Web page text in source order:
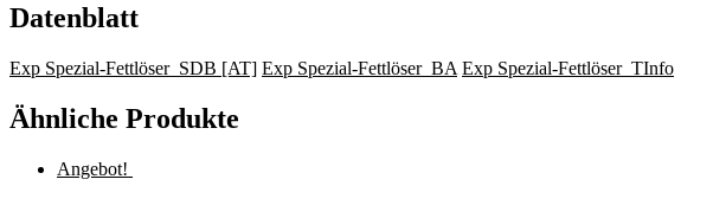
Datenblatt
Exp Spezial-Fettlöser_SDB [AT] Exp Spezial-Fettlöser_BA Exp Spezial-Fettlöser_TInfo
Ähnliche Produkte
Angebot!